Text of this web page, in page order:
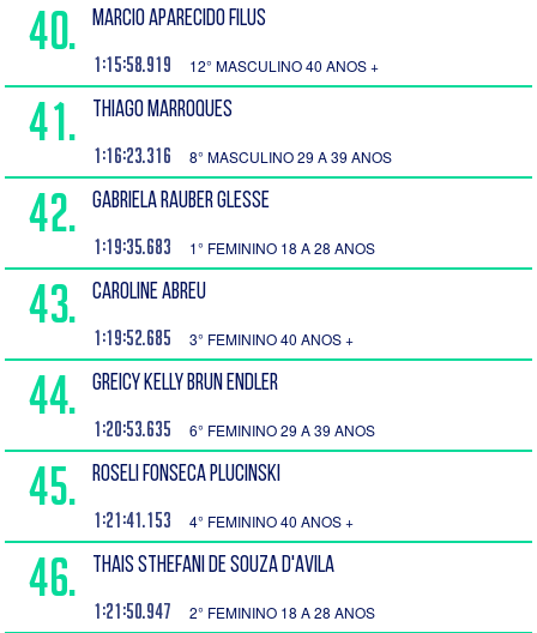
40. MARCIO APARECIDO FILUS
1:15:58.919 12° MASCULINO 40 ANOS +
41. THIAGO MARROQUES
1:16:23.316 8° MASCULINO 29 A 39 ANOS
42. GABRIELA RAUBER GLESSE
1:19:35.683 1° FEMININO 18 A 28 ANOS
43. CAROLINE ABREU
1:19:52.685 3° FEMININO 40 ANOS +
44. GREICY KELLY BRUN ENDLER
1:20:53.635 6° FEMININO 29 A 39 ANOS
45. ROSELI FONSECA PLUCINSKI
1:21:41.153 4° FEMININO 40 ANOS +
46. THAIS STHEFANI DE SOUZA D'AVILA
1:21:50.947 2° FEMININO 18 A 28 ANOS